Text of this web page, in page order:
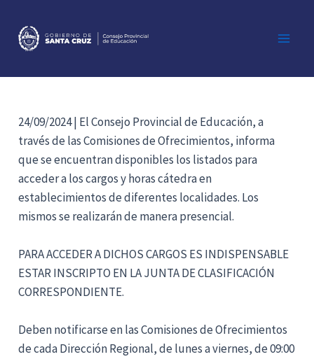
contenido
24/09/2024 | El Consejo Provincial de Educación, a
través de las Comisiones de Ofrecimientos, informa
que se encuentran disponibles los listados para
acceder a los cargos y horas cátedra en
establecimientos de diferentes localidades. Los
mismos se realizarán de manera presencial.
PARA ACCEDER A DICHOS CARGOS ES INDISPENSABLE
ESTAR INSCRIPTO EN LA JUNTA DE CLASIFICACIÓN
CORRESPONDIENTE.
Deben notificarse en las Comisiones de Ofrecimientos
de cada Dirección Regional, de lunes a viernes, de 09:00